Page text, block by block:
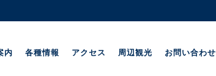
内 各種情報 アクセス 周辺観光 お問い合わせ